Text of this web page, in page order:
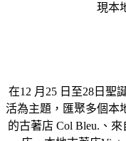
現本
在12 月25 日至28日聖
活為主題，匯聚多個本
的古著店 Col Bleu.、